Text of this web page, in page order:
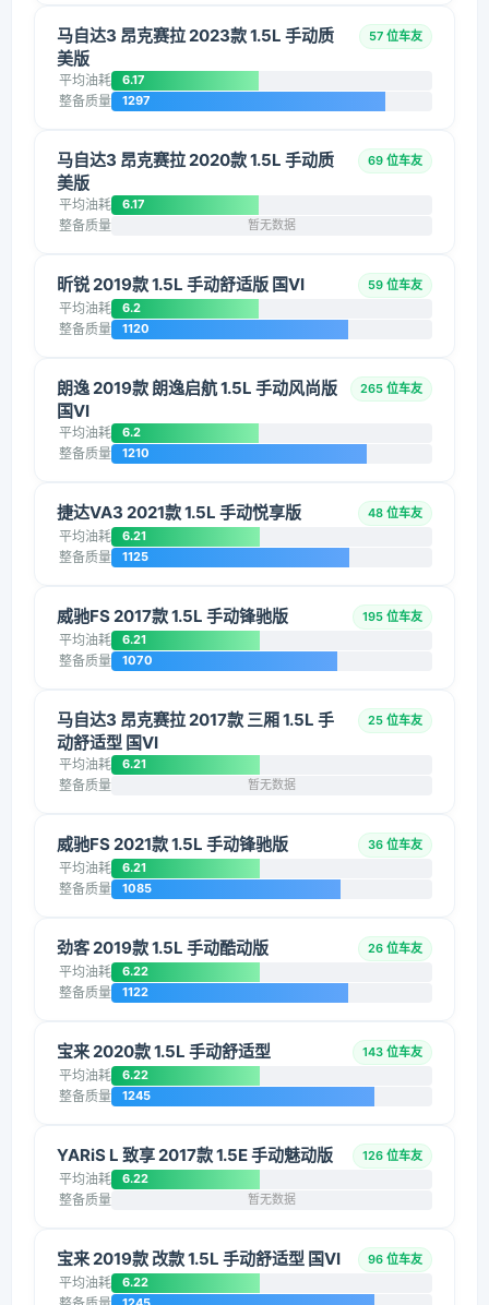
马自达3 昂克赛拉 2023款 1.5L 手动质
美版
57 位车友
平均油耗 6.17
整备质量 1297
马自达3 昂克赛拉 2020款 1.5L 手动质
美版
69 位车友
平均油耗 6.17
整备质量 暂无数据
昕锐 2019款 1.5L 手动舒适版 国VI 59 位车友
平均油耗 6.2
整备质量 1120
朗逸 2019款 朗逸启航 1.5L 手动风尚版
国VI
265 位车友
平均油耗 6.2
整备质量 1210
捷达VA3 2021款 1.5L 手动悦享版 48 位车友
平均油耗 6.21
整备质量 1125
威驰FS 2017款 1.5L 手动锋驰版 195 位车友
平均油耗 6.21
整备质量 1070
马自达3 昂克赛拉 2017款 三厢 1.5L 手
动舒适型 国VI
25 位车友
平均油耗 6.21
整备质量 暂无数据
威驰FS 2021款 1.5L 手动锋驰版 36 位车友
平均油耗 6.21
整备质量 1085
劲客 2019款 1.5L 手动酷动版 26 位车友
平均油耗 6.22
整备质量 1122
宝来 2020款 1.5L 手动舒适型 143 位车友
平均油耗 6.22
整备质量 1245
YARiS L 致享 2017款 1.5E 手动魅动版 126 位车友
平均油耗 6.22
整备质量 暂无数据
宝来 2019款 改款 1.5L 手动舒适型 国VI 96 位车友
平均油耗 6.22